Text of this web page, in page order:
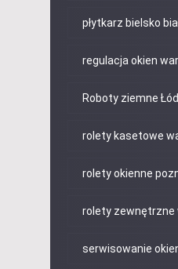
płytkarz bielsko
regulacja okien
Roboty ziemne
rolety kasetowe
rolety okienne
rolety zewnętrzne
serwisowanie